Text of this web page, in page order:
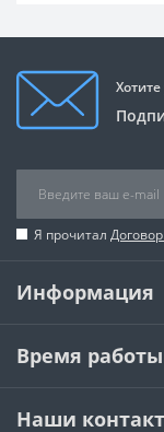
Я прочитал
Информация
Время работы
Наши